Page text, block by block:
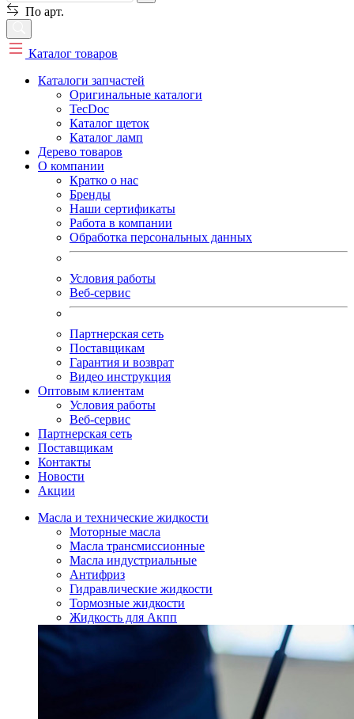
По арт.
Каталог товаров
Каталоги запчастей
Оригинальные каталоги
TecDoc
Каталог щеток
Каталог ламп
Дерево товаров
О компании
Кратко о нас
Бренды
Наши сертификаты
Работа в компании
Обработка персональных данных
Условия работы
Веб-сервис
Партнерская сеть
Поставщикам
Гарантия и возврат
Видео инструкция
Оптовым клиентам
Условия работы
Веб-сервис
Партнерская сеть
Поставщикам
Контакты
Новости
Акции
Масла и технические жидкости
Моторные масла
Масла трансмиссионные
Масла индустриальные
Антифриз
Гидравлические жидкости
Тормозные жидкости
Жидкость для Акпп